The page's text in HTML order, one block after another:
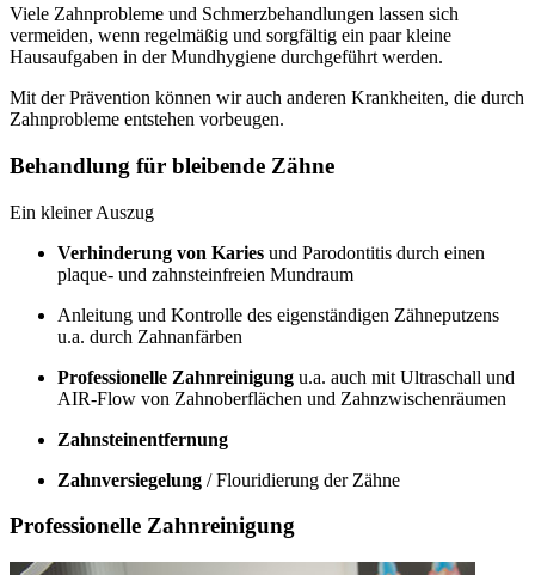
Viele Zahnprobleme und Schmerzbehandlungen lassen sich
vermeiden, wenn regelmäßig und sorgfältig ein paar kleine
Hausaufgaben in der Mundhygiene durchgeführt werden.
Mit der Prävention können wir auch anderen Krankheiten, die durch
Zahnprobleme entstehen vorbeugen.
Behandlung für bleibende Zähne
Ein kleiner Auszug
Verhinderung von Karies und Parodontitis durch einen
plaque- und zahnsteinfreien Mundraum
Anleitung und Kontrolle des eigenständigen Zähneputzens
u.a. durch Zahnanfärben
Professionelle Zahnreinigung u.a. auch mit Ultraschall und
AIR-Flow von Zahnoberflächen und Zahnzwischenräumen
Zahnsteinentfernung
Zahnversiegelung / Flouridierung der Zähne
Professionelle Zahnreinigung